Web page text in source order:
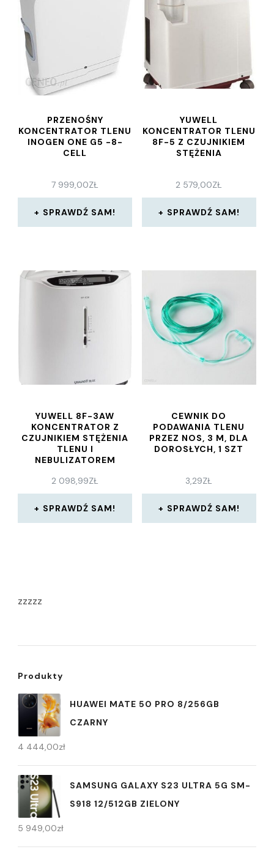
PRZENOŚNY
KONCENTRATOR TLENU
INOGEN ONE G5 -8-
CELL
7 999,00ZŁ
SPRAWDŹ SAM!
YUWELL
KONCENTRATOR TLENU
8F-5 Z CZUJNIKIEM
STĘŻENIA
2 579,00ZŁ
SPRAWDŹ SAM!
YUWELL 8F-3AW
KONCENTRATOR Z
CZUJNIKIEM STĘŻENIA
TLENU I
NEBULIZATOREM
2 098,99ZŁ
SPRAWDŹ SAM!
CEWNIK DO
PODAWANIA TLENU
PRZEZ NOS, 3 M, DLA
DOROSŁYCH, 1 SZT
3,29ZŁ
SPRAWDŹ SAM!
zzzzz
Produkty
HUAWEI MATE 50 PRO 8/256GB
CZARNY
4 444,00zł
SAMSUNG GALAXY S23 ULTRA 5G SM-
S918 12/512GB ZIELONY
5 949,00zł